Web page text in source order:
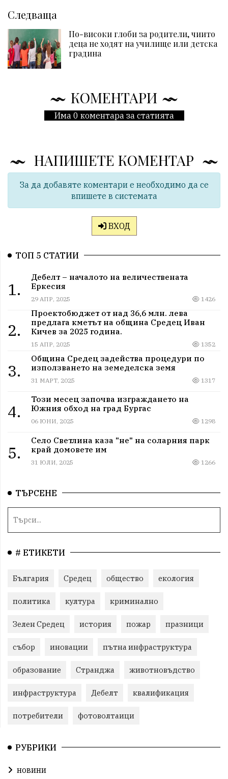
Следваща
По-високи глоби за родители, чиито
деца не ходят на училище или детска
градина
КОМЕНТАРИ
Има 0 коментара за статията
НАПИШЕТЕ КОМЕНТАР
За да добавяте коментари е необходимо да се
впишете в системата
ВХОД
ТОП 5 СТАТИИ
1.
Дебелт – началото на величествената
Еркесия
29 АПР, 2025 1426
2.
Проектобюджет от над 36,6 млн. лева
предлага кметът на община Средец Иван
Кичев за 2025 година.
15 АПР, 2025 1352
3.
Община Средец задейства процедури по
използването на земеделска земя
31 МАРТ, 2025 1317
4.
Този месец започва изграждането на
Южния обход на град Бургас
06 ЮНИ, 2025 1298
5.
Село Светлина каза "не" на соларния парк
край домовете им
31 ЮЛИ, 2025 1266
ТЪРСЕНЕ
# ЕТИКЕТИ
България Средец общество екология
политика култура криминално
Зелен Средец история пожар празници
събор иновации пътна инфраструктура
образование Странджа животновъдство
инфраструктура Дебелт квалификация
потребители фотоволтаици
РУБРИКИ
новини